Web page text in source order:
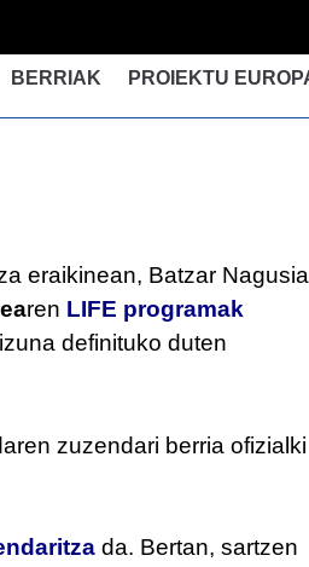
BERRIAK PROIEKTU
eraikinean, Batzar Nagusia
ren LIFE programak
definituko duten
zuzendari berria ofizialki
da. Bertan, sartzen